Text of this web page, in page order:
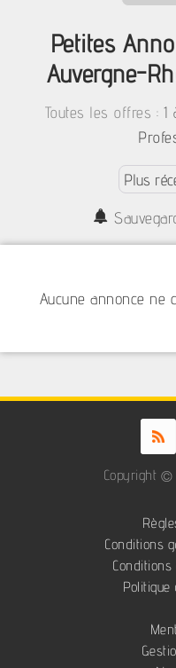
Petites
Auvergne-
Toutes les offres : 1
Aucune annonce ne
Copyright ©
Conditions